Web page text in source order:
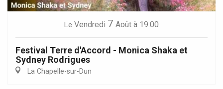
Le Vendredi 7 Août à 19:00
Festival Terre d'Accord - Monica Shaka et
Sydney Rodrigues
La Chapelle-sur-Dun